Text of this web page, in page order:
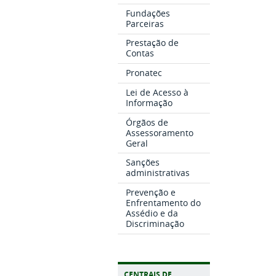
Fundações
Parceiras
Prestação de
Contas
Pronatec
Lei de Acesso à
Informação
Órgãos de
Assessoramento
Geral
Sanções
administrativas
Prevenção e
Enfrentamento do
Assédio e da
Discriminação